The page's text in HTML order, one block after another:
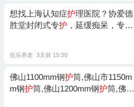
想找上海认知症护理医院？协爱德
胜堂封闭式专护 ，延缓痴呆，专业
佰乐养老 3天前 15:30
佛山1100mm钢护筒,佛山市1150m
m钢护筒,佛山1200mm钢护筒,佛山